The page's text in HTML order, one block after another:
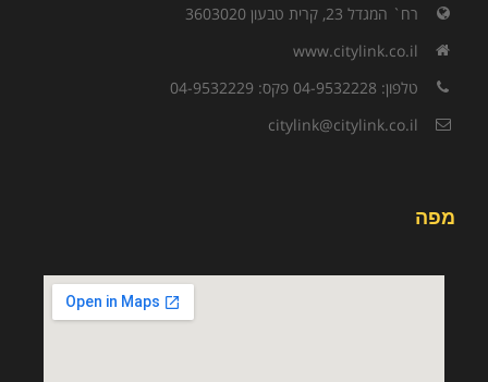
רח` המגדל 23, קרית טבעון 3603020
www.citylink.co.il
טלפון: 04-9532228 פקס: 04-9532229
citylink@citylink.co.il
מפה